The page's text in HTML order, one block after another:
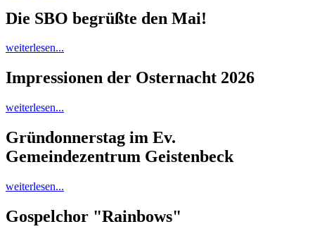
Die SBO begrüßte den Mai!
weiterlesen...
Impressionen der Osternacht 2026
weiterlesen...
Gründonnerstag im Ev.
Gemeindezentrum Geistenbeck
weiterlesen...
Gospelchor "Rainbows"